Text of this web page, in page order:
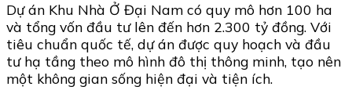
Dự án Khu Nhà Ở Đại Nam có quy mô hơn 100 ha
và tổng vốn đầu tư lên đến hơn 2.300 tỷ đồng. Với
tiêu chuẩn quốc tế, dự án được quy hoạch và đầu
tư hạ tầng theo mô hình đô thị thông minh, tạo nên
một không gian sống hiện đại và tiện ích.